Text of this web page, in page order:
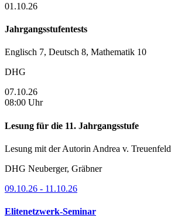
01.10.26
Jahrgangsstufentests
Englisch 7, Deutsch 8, Mathematik 10
DHG
07.10.26
08:00 Uhr
Lesung für die 11. Jahrgangsstufe
Lesung mit der Autorin Andrea v. Treuenfeld
DHG Neuberger, Gräbner
09.10.26 - 11.10.26
Elitenetzwerk-Seminar